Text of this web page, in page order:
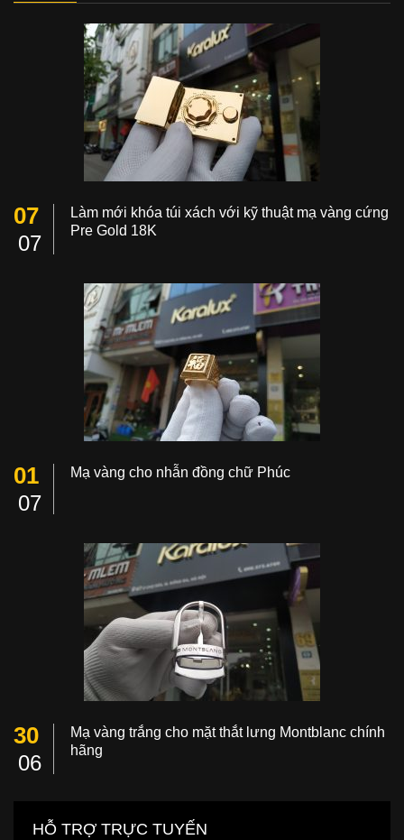
07
07
Làm mới khóa túi xách với kỹ thuật mạ vàng cứng
Pre Gold 18K
01
07
Mạ vàng cho nhẫn đồng chữ Phúc
30
06
Mạ vàng trắng cho mặt thắt lưng Montblanc chính
hãng
HỖ TRỢ TRỰC TUYẾN